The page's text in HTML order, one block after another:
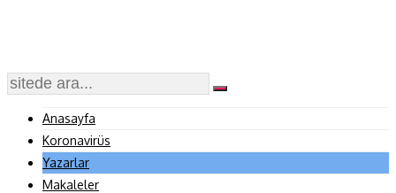
Anasayfa
Koronavirüs
Yazarlar
Makaleler